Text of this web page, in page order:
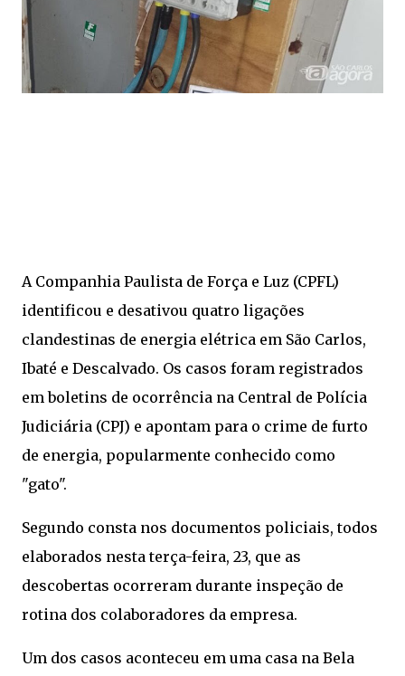
A Companhia Paulista de Força e Luz (CPFL)
identificou e desativou quatro ligações
clandestinas de energia elétrica em São Carlos,
Ibaté e Descalvado. Os casos foram registrados
em boletins de ocorrência na Central de Polícia
Judiciária (CPJ) e apontam para o crime de furto
de energia, popularmente conhecido como
"gato".
Segundo consta nos documentos policiais, todos
elaborados nesta terça-feira, 23, que as
descobertas ocorreram durante inspeção de
rotina dos colaboradores da empresa.
Um dos casos aconteceu em uma casa na Bela